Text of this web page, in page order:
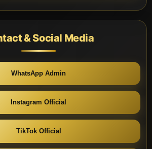
& Social Media
WhatsApp Admin
Instagram Official
TikTok Official